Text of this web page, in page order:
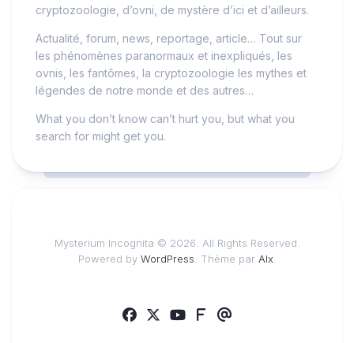
cryptozoologie, d’ovni, de mystère d’ici et d’ailleurs.
Actualité, forum, news, reportage, article… Tout sur
les phénomènes paranormaux et inexpliqués, les
ovnis, les fantômes, la cryptozoologie les mythes et
légendes de notre monde et des autres…
What you don’t know can’t hurt you, but what you
search for might get you.
Mysterium Incognita © 2026. All Rights Reserved.
Powered by WordPress . Thème par Alx